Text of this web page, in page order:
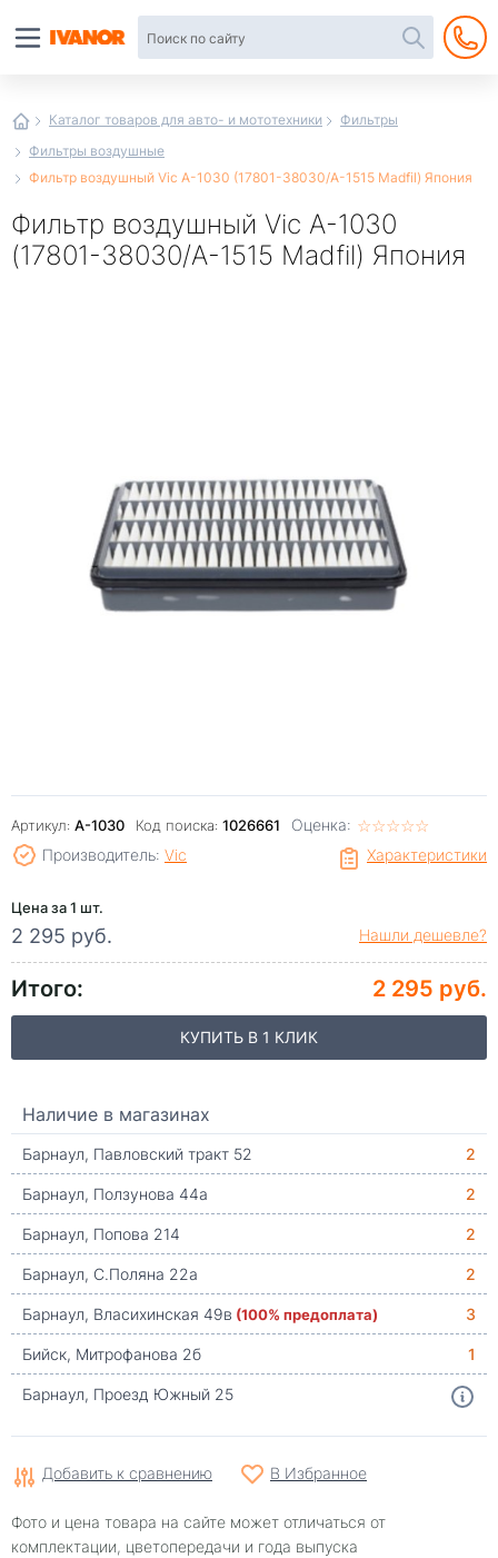
Каталог товаров для авто- и мототехники
Фильтры
Фильтры воздушные
Фильтр воздушный Vic A-1030 (17801-38030/A-1515 Madfil) Япония
Фильтр воздушный Vic A-1030
(17801-38030/A-1515 Madfil) Япония
Артикул: A-1030 Код поиска: 1026661 Оценка: ☆☆☆☆☆
★★★★★
Характеристики
Производитель: Vic
Цена за 1 шт.
2 295 руб. Нашли дешевле?
Итого: 2 295 руб.
КУПИТЬ В 1 КЛИК
Наличие в магазинах
Барнаул, Павловский тракт 52
2
Барнаул, Ползунова 44а
2
Барнаул, Попова 214
2
Барнаул, С.Поляна 22а
2
Барнаул, Власихинская 49в (100% предоплата)
3
Бийск, Митрофанова 2б
1
Барнаул, Проезд Южный 25
Добавить к сравнению В Избранное
Фото и цена товара на сайте может отличаться от
комплектации, цветопередачи и года выпуска
интернет-